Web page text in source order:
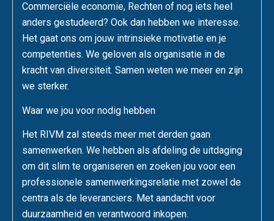
Commerciële economie, Rechten of nog iets heel
anders gestudeerd? Ook dan hebben we interesse.
Het gaat ons om jouw intrinsieke motivatie en je
competenties. We geloven als organisatie in de
kracht van diversiteit. Samen weten we meer en zijn
we sterker.
Waar we jou voor nodig hebben
Het RIVM zal steeds meer met derden gaan
samenwerken. We hebben als afdeling de uitdaging
om dit slim te organiseren en zoeken jou voor een
professionele samenwerkingsrelatie met zowel de
centra als de leveranciers. Met aandacht voor
duurzaamheid en verantwoord inkopen.